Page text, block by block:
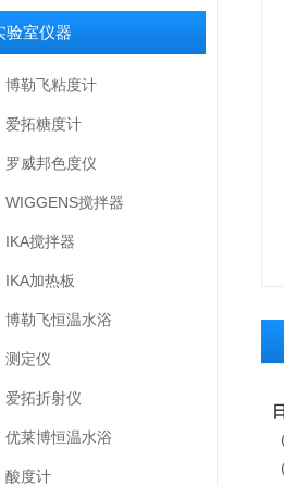
验室仪器
博勒飞粘度计
爱拓糖度计
罗威邦色度仪
WIGGENS搅拌器
IKA搅拌器
IKA加热板
博勒飞恒温水浴
测定仪
爱拓折射仪
优莱博恒温水浴
酸度计